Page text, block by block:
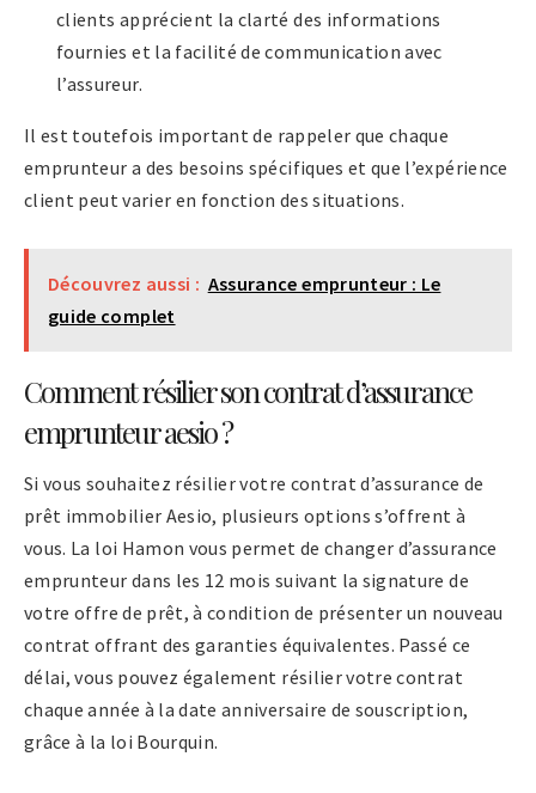
clients apprécient la clarté des informations
fournies et la facilité de communication avec
l’assureur.
Il est toutefois important de rappeler que chaque
emprunteur a des besoins spécifiques et que l’expérience
client peut varier en fonction des situations.
Découvrez aussi : Assurance emprunteur : Le
guide complet
Comment résilier son contrat d’assurance
emprunteur aesio ?
Si vous souhaitez résilier votre contrat d’assurance de
prêt immobilier Aesio, plusieurs options s’offrent à
vous. La loi Hamon vous permet de changer d’assurance
emprunteur dans les 12 mois suivant la signature de
votre offre de prêt, à condition de présenter un nouveau
contrat offrant des garanties équivalentes. Passé ce
délai, vous pouvez également résilier votre contrat
chaque année à la date anniversaire de souscription,
grâce à la loi Bourquin.